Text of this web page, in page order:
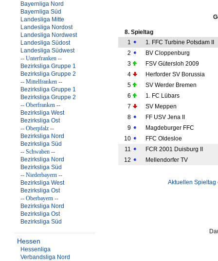
Bayernliga Nord
Bayernliga Süd
Landesliga Mitte
Landesliga Nordost
Landesliga Nordwest
Landesliga Südost
Landesliga Südwest
-- Unterfranken --
Bezirksliga Gruppe 1
Bezirksliga Gruppe 2
-- Mittelfranken --
Bezirksliga Gruppe 1
Bezirksliga Gruppe 2
-- Oberfranken --
Bezirksliga West
Bezirksliga Ost
-- Oberpfalz --
Bezirksliga Nord
Bezirksliga Süd
-- Schwaben --
Bezirksliga Nord
Bezirksliga Süd
-- Niederbayern --
Bezirksliga West
Bezirksliga Ost
-- Oberbayern --
Bezirksliga Nord
Bezirksliga Ost
Bezirksliga Süd
Hessen
Hessenliga
Verbandsliga Nord
8. Spieltag
1
1. FFC Turbine Potsdam II
2
BV Cloppenburg
3
FSV Gütersloh 2009
4
Herforder SV Borussia
5
SV Werder Bremen
6
1. FC Lübars
7
SV Meppen
8
FF USV Jena II
9
Magdeburger FFC
10
FFC Oldesloe
11
FCR 2001 Duisburg II
12
Mellendorfer TV
Aktuellen Spieltag